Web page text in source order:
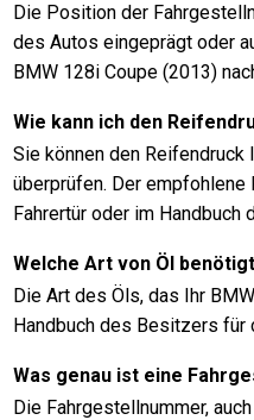
Die Position der
des Autos eingeprägt oder
BMW 128i Coupe (2013)
Wie kann ich den
Sie können den
überprüfen. Der
Fahrertür oder im Handbuch
Welche Art von Öl
Die Art des Öls, das Ihr
Handbuch des Besitzers
Was genau ist eine
Die Fahrgestellnummer,